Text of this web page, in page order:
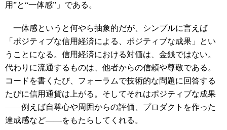
用”と“一体感”」である。
一体感というと何やら抽象的だが、シンプルに言えば
「ポジティブな信用経済による、ポジティブな成果」とい
うことになる。信用経済における対価は、金銭ではない。
代わりに流通するものは、他者からの信頼や尊敬である。
コードを書くたび、フォーラムで技術的な問題に回答する
たびに信用通貨は上がる。そしてそれはポジティブな成果
――例えば自尊心や周囲からの評価、プロダクトを作った
達成感など――をもたらしてくれる。